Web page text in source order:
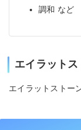
調和 など
エイラット
エイラットストー